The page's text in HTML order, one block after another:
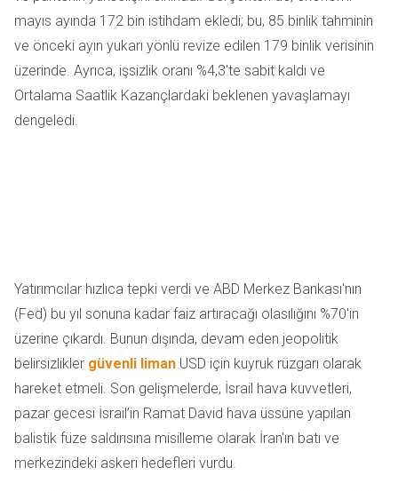
mayıs ayında 172 bin istihdam ekledi; bu, 85 binlik tahminin
ve önceki ayın yukarı yönlü revize edilen 179 binlik verisinin
üzerinde. Ayrıca, işsizlik oranı %4,3'te sabit kaldı ve
Ortalama Saatlik Kazançlardaki beklenen yavaşlamayı
dengeledi.
Yatırımcılar hızlıca tepki verdi ve ABD Merkez Bankası'nın
(Fed) bu yıl sonuna kadar faiz artıracağı olasılığını %70'in
üzerine çıkardı. Bunun dışında, devam eden jeopolitik
belirsizlikler güvenli liman USD için kuyruk rüzgarı olarak
hareket etmeli. Son gelişmelerde, İsrail hava kuvvetleri,
pazar gecesi İsrail’in Ramat David hava üssüne yapılan
balistik füze saldırısına misilleme olarak İran'ın batı ve
merkezindeki askeri hedefleri vurdu.